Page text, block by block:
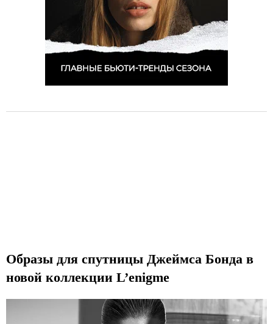
Образы для спутницы Джеймса Бонда в
новой коллекции L’enigme